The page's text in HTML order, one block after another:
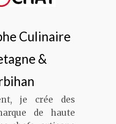
Culinaire
&
je crée des
de haute